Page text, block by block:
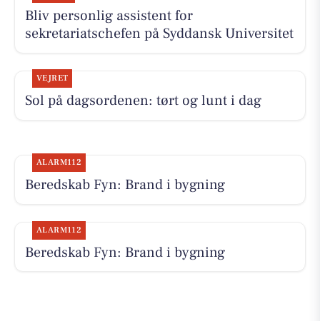
Bliv personlig assistent for
sekretariatschefen på Syddansk Universitet
VEJRET
Sol på dagsordenen: tørt og lunt i dag
ALARM112
Beredskab Fyn: Brand i bygning
ALARM112
Beredskab Fyn: Brand i bygning